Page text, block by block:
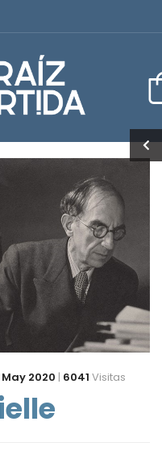
May 2020 | 6041 Visitas